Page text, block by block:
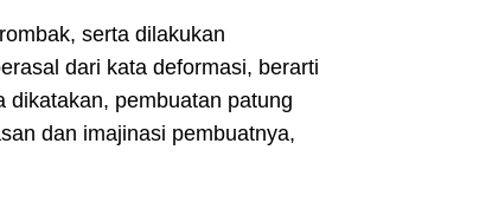
serta dilakukan
dari kata deformasi, berarti
dikatakan, pembuatan patung
dan imajinasi pembuatnya,